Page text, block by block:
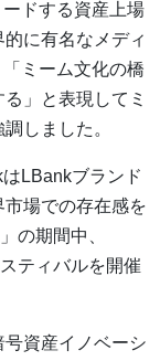
ドする資産上場
に有名なメディ
ミーム文化の橋
」と表現してミ
しました。
LBankブランド
場での存在感を
の期間中、
ティバルを開催
資産イノベーシ